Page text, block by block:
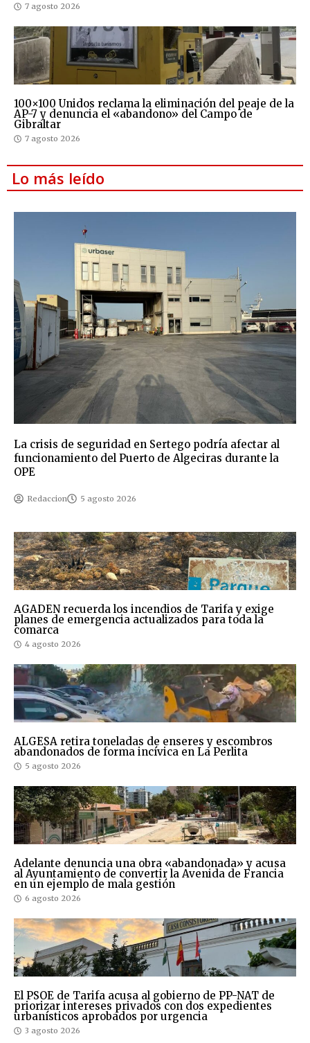
7 agosto 2026
100×100 Unidos reclama la eliminación del peaje de la
AP-7 y denuncia el «abandono» del Campo de
Gibraltar
7 agosto 2026
Lo más leído
La crisis de seguridad en Sertego podría afectar al
funcionamiento del Puerto de Algeciras durante la
OPE
Redaccion 5 agosto 2026
AGADEN recuerda los incendios de Tarifa y exige
planes de emergencia actualizados para toda la
comarca
4 agosto 2026
ALGESA retira toneladas de enseres y escombros
abandonados de forma incívica en La Perlita
5 agosto 2026
Adelante denuncia una obra «abandonada» y acusa
al Ayuntamiento de convertir la Avenida de Francia
en un ejemplo de mala gestión
6 agosto 2026
El PSOE de Tarifa acusa al gobierno de PP-NAT de
priorizar intereses privados con dos expedientes
urbanísticos aprobados por urgencia
3 agosto 2026